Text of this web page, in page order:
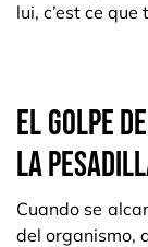
lui, c’est ce
El golpe
la
Cuando se
del organismo,